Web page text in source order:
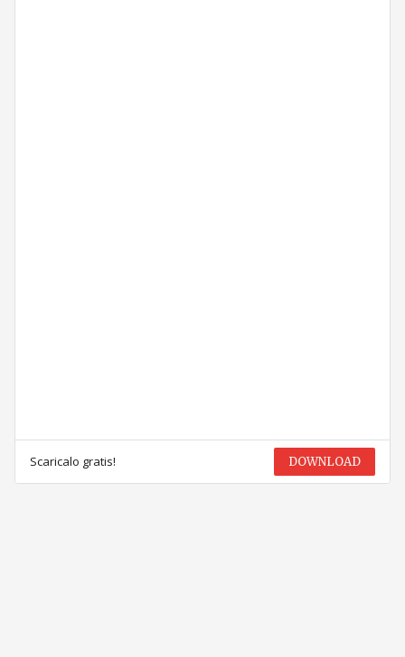
Scaricalo gratis! DOWNLOAD